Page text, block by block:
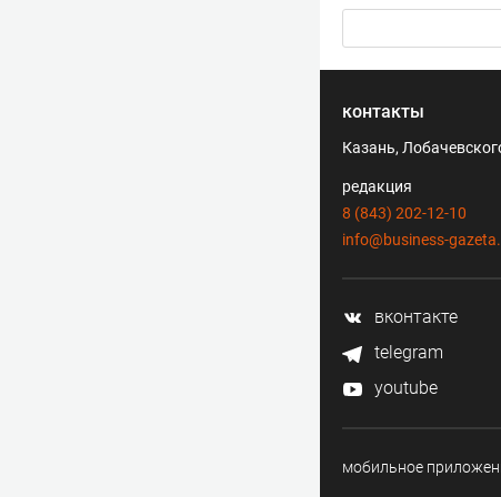
контакты
Казань,
редакция
8 (843) 202-12-10
info@business-
вконтакте
telegram
youtube
мобильное